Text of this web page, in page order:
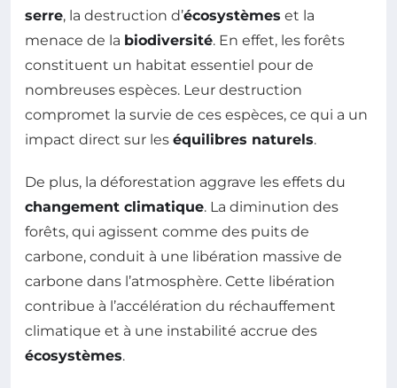
serre, la destruction d’écosystèmes et la
menace de la biodiversité. En effet, les forêts
constituent un habitat essentiel pour de
nombreuses espèces. Leur destruction
compromet la survie de ces espèces, ce qui a un
impact direct sur les équilibres naturels.
De plus, la déforestation aggrave les effets du
changement climatique. La diminution des
forêts, qui agissent comme des puits de
carbone, conduit à une libération massive de
carbone dans l’atmosphère. Cette libération
contribue à l’accélération du réchauffement
climatique et à une instabilité accrue des
écosystèmes.